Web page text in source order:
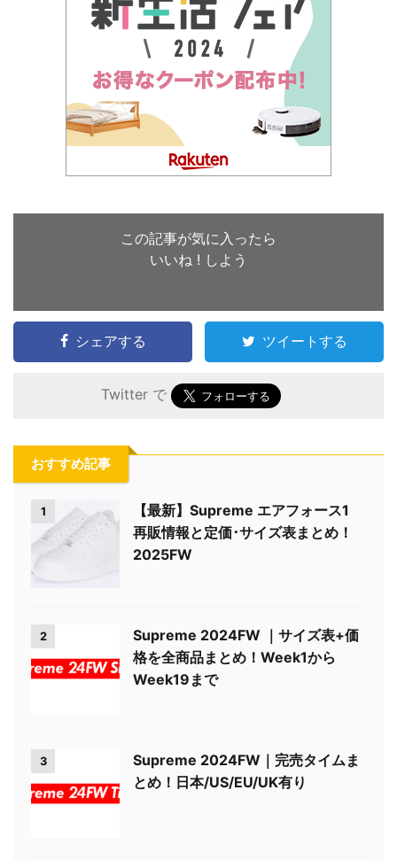
この記事が気に入ったら
いいね ! しよう
シェアする ツイートする
Twitter で
おすすめ記事
1
【最新】Supreme エアフォース1
再販情報と定価･サイズ表まとめ！
2025FW
2
Supreme 2024FW ｜サイズ表+価
格を全商品まとめ！Week1から
Week19まで
3
Supreme 2024FW｜完売タイムま
とめ！日本/US/EU/UK有り